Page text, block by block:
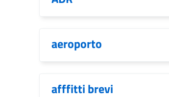
aeroporto
afffitti brevi